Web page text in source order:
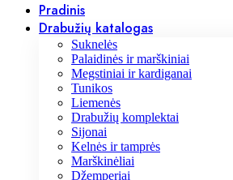
Pradinis
Drabužių katalogas
Suknelės
Palaidinės ir marškiniai
Megstiniai ir kardiganai
Tunikos
Liemenės
Drabužių komplektai
Sijonai
Kelnės ir tamprės
Marškinėliai
Džemperiai